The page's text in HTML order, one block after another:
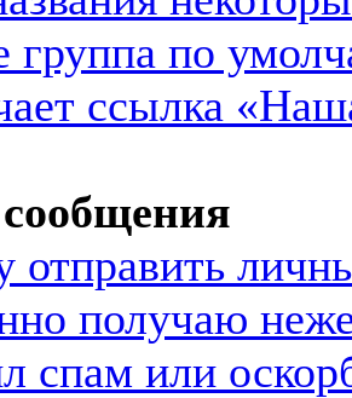
группа по
ссылка
отправить
получаю
спам или